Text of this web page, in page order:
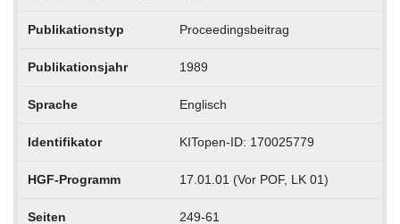
Publikationstyp Proceedingsbeitrag
Publikationsjahr 1989
Sprache Englisch
Identifikator KITopen-ID: 170025779
HGF-Programm 17.01.01 (Vor POF, LK 01)
Seiten 249-61